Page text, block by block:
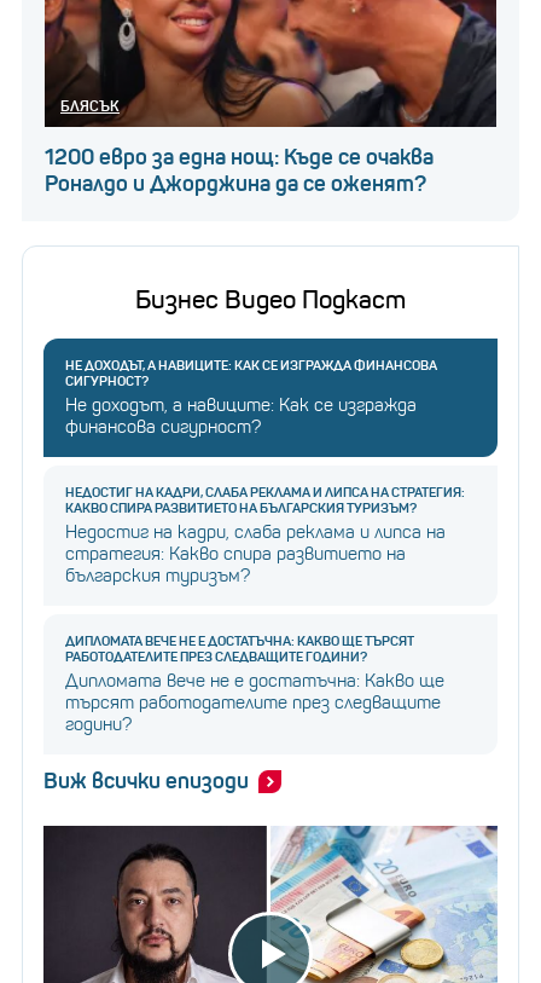
БЛЯСЪК
1200 евро за една нощ: Къде се очаква
Роналдо и Джорджина да се оженят?
Бизнес Видео Подкаст
НЕ ДОХОДЪТ, А НАВИЦИТЕ: КАК СЕ ИЗГРАЖДА ФИНАНСОВА
СИГУРНОСТ?
Не доходът, а навиците: Как се изгражда
финансова сигурност?
НЕДОСТИГ НА КАДРИ, СЛАБА РЕКЛАМА И ЛИПСА НА СТРАТЕГИЯ:
КАКВО СПИРА РАЗВИТИЕТО НА БЪЛГАРСКИЯ ТУРИЗЪМ?
Недостиг на кадри, слаба реклама и липса на
стратегия: Какво спира развитието на
българския туризъм?
ДИПЛОМАТА ВЕЧЕ НЕ Е ДОСТАТЪЧНА: КАКВО ЩЕ ТЪРСЯТ
РАБОТОДАТЕЛИТЕ ПРЕЗ СЛЕДВАЩИТЕ ГОДИНИ?
Дипломата вече не е достатъчна: Какво ще
търсят работодателите през следващите
години?
Виж всички епизоди